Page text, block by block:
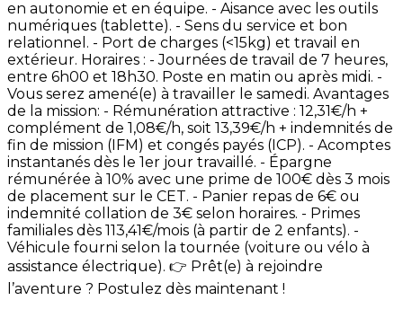
en autonomie et en équipe. - Aisance avec les outils
numériques (tablette). - Sens du service et bon
relationnel. - Port de charges (<15kg) et travail en
extérieur. Horaires : -Journées de travail de 7 heures,
entre 6h00 et 18h30. Poste en matin ou après midi. -
Vous serez amené(e) à travailler le samedi. Avantages
de la mission: - Rémunération attractive : 12,31€/h +
complément de 1,08€/h, soit 13,39€/h + indemnités de
fin de mission (IFM) et congés payés (ICP). - Acomptes
instantanés dès le 1er jour travaillé. - Épargne
rémunérée à 10% avec une prime de 100€ dès 3 mois
de placement sur le CET. - Panier repas de 6€ ou
indemnité collation de 3€ selon horaires. - Primes
familiales dès 113,41€/mois (à partir de 2 enfants). -
Véhicule fourni selon la tournée (voiture ou vélo à
assistance électrique). 👉 Prêt(e) à rejoindre
l’aventure ? Postulez dès maintenant !